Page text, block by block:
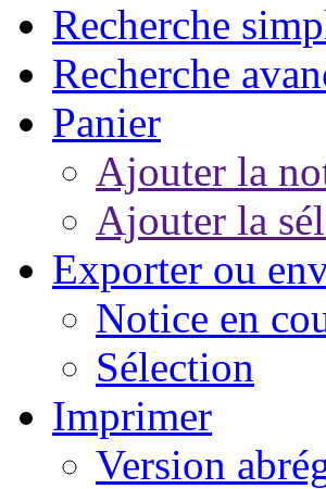
Recherche
Recherche
Panier
Ajouter la
Ajouter la
Exporter ou
Notice en
Sélection
Imprimer
Version